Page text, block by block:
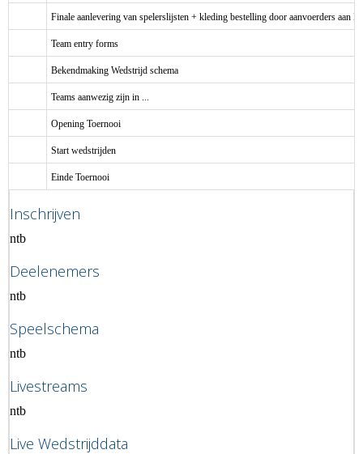
Finale aanlevering van spelerslijsten + kleding bestelling door aanvoerders aan
Team entry forms
Bekendmaking Wedstrijd schema
Teams aanwezig zijn in ...
Opening Toernooi
Start wedstrijden
Einde Toernooi
Inschrijven
ntb
Deelenemers
ntb
Speelschema
ntb
Livestreams
ntb
Live Wedstrijddata